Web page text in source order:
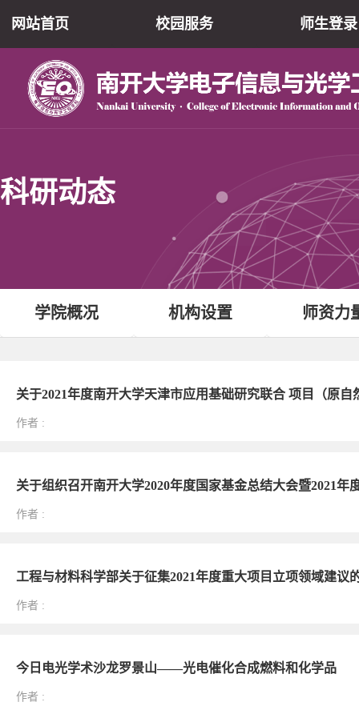
网站首页 校园服务 师生登录
科研动态
学院概况 机构设置 师资力
关于2021年度南开大学天津市应用基础研究联合 项目（原
作者 :
关于组织召开南开大学2020年度国家基金总结大会暨2021年
作者 :
工程与材料科学部关于征集2021年度重大项目立项领域建议
作者 :
今日电光学术沙龙罗景山——光电催化合成燃料和化学品
作者 :